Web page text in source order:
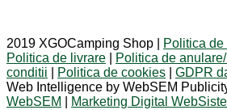
2019 XGOCamping Shop | Politica
Politica de livrare
Politica de
conditii
Politica de cookies GDPR
Web Intelligence by WebSEM
WebSEM
Marketing Digital